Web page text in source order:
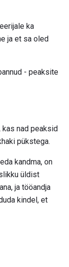
ka
ja et sa oled
- peaksite
nad peaksid
pükstega.
kandma, on
üldist
ja tööandja
kindel, et